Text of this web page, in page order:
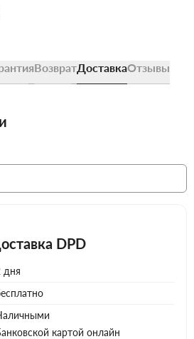
ВозвратДоставкаОтзывы
DPD
дня
картой онлайн